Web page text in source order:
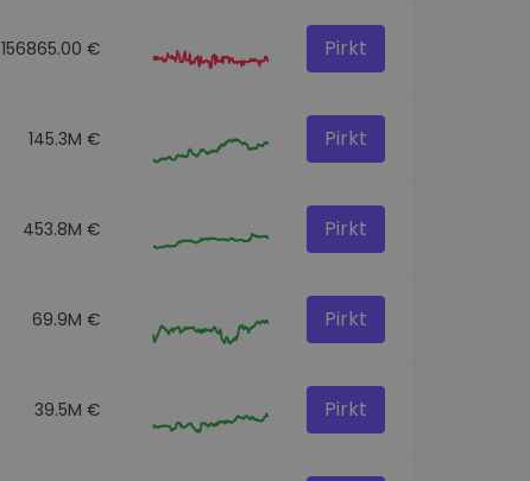
156865.00 € Pirkt
145.3M € Pirkt
453.8M € Pirkt
69.9M € Pirkt
39.5M € Pirkt